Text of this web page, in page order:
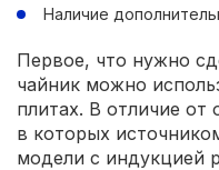
Наличие
Первое, что нужно
чайник можно
плитах. В отличие от
в которых
модели с индукцией